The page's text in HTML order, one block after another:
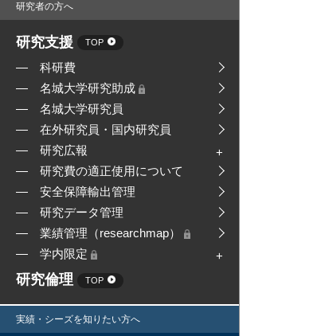
研究者の方へ
研究支援 TOP
科研費
名城大学研究助成
名城大学研究員
在外研究員・国内研究員
研究広報
研究費の適正使用について
安全保障輸出管理
研究データ管理
業績管理（researchmap）
学内限定
研究倫理 TOP
実績・シーズを知りたい方へ